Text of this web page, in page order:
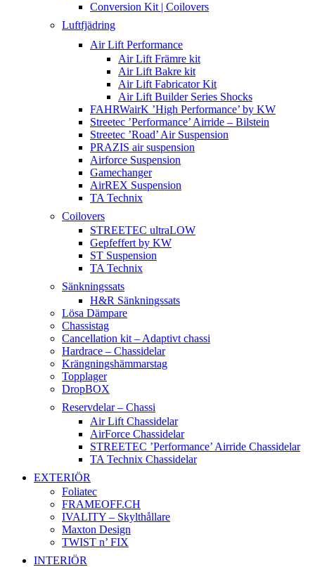
Conversion Kit | Coilovers
Luftfjädring
Air Lift Performance
Air Lift Främre kit
Air Lift Bakre kit
Air Lift Fabricator Kit
Air Lift Builder Series Shocks
FAHRWairK ’High Performance’ by KW
Streetec ’Performance’ Airride – Bilstein
Streetec ’Road’ Air Suspension
PRAZIS air suspension
Airforce Suspension
Gamechanger
AirREX Suspension
TA Technix
Coilovers
STREETEC ultraLOW
Gepfeffert by KW
ST Suspension
TA Technix
Sänkningssats
H&R Sänkningssats
Lösa Dämpare
Chassistag
Cancellation kit – Adaptivt chassi
Hardrace – Chassidelar
Krängningshämmarstag
Topplager
DropBOX
Reservdelar – Chassi
Air Lift Chassidelar
AirForce Chassidelar
STREETEC ’Performance’ Airride Chassidelar
TA Technix Chassidelar
EXTERIÖR
Foliatec
FRAMEOFF.CH
IVALITY – Skylthållare
Maxton Design
TWIST n’ FIX
INTERIÖR